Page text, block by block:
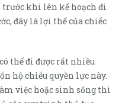
khi lên kế hoạch đi
đây là lợi thế của chiếc
thể đi được rất nhiều
hộ chiếu quyền lực này.
việc hoặc sinh sống thì